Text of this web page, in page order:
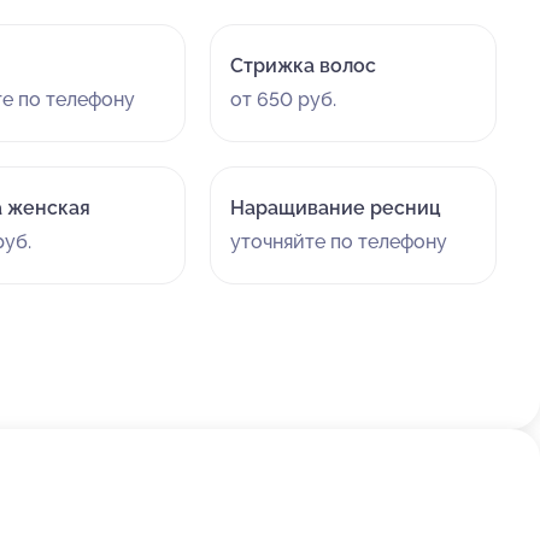
по телефону
Стрижка волос
от 650 руб.
женская
Наращивание ресниц
уточняйте по телефону